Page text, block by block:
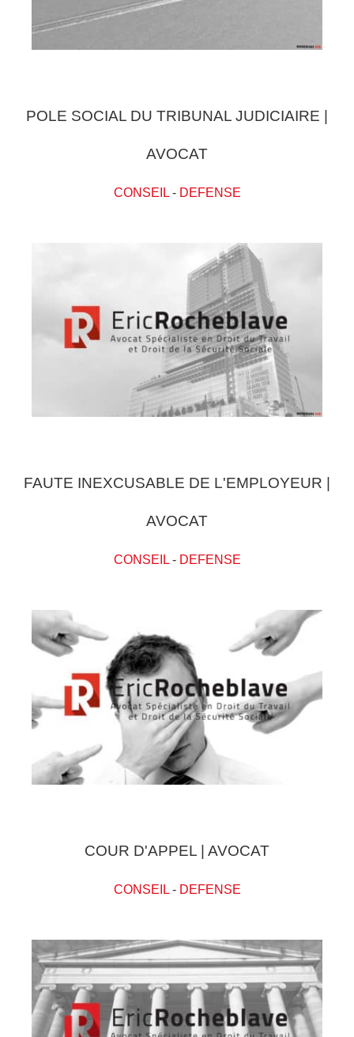
POLE SOCIAL DU TRIBUNAL JUDICIAIRE |
AVOCAT
CONSEIL- DEFENSE
FAUTE INEXCUSABLE DE L'EMPLOYEUR |
AVOCAT
CONSEIL- DEFENSE
COUR D'APPEL | AVOCAT
CONSEIL- DEFENSE